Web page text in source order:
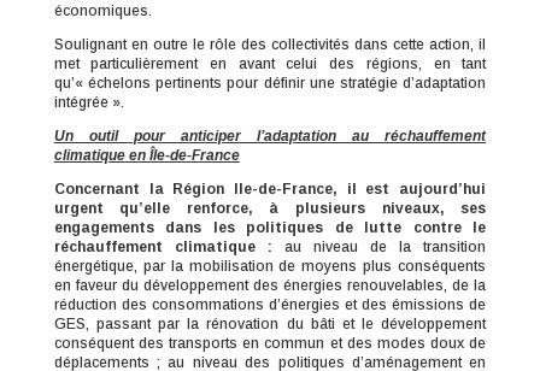
économiques.
Soulignant en outre le rôle des collectivités dans cette action, il
met particulièrement en avant celui des régions, en tant
qu’« échelons pertinents pour définir une stratégie d’adaptation
intégrée ».
Un outil pour anticiper l’adaptation au réchauffement
climatique en Île-de-France
Concernant la Région Ile-de-France, il est aujourd’hui
urgent qu’elle renforce, à plusieurs niveaux, ses
engagements dans les politiques de lutte contre le
réchauffement climatique : au niveau de la transition
énergétique, par la mobilisation de moyens plus conséquents
en faveur du développement des énergies renouvelables, de la
réduction des consommations d’énergies et des émissions de
GES, passant par la rénovation du bâti et le développement
conséquent des transports en commun et des modes doux de
déplacements ; au niveau des politiques d’aménagement en